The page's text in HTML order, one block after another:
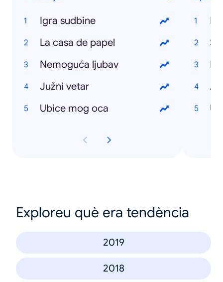
Igra sudbine
La casa de papel
Nemoguća ljubav
Južni vetar
Ubice mog oca
Exploreu què era tendència
2019
2018